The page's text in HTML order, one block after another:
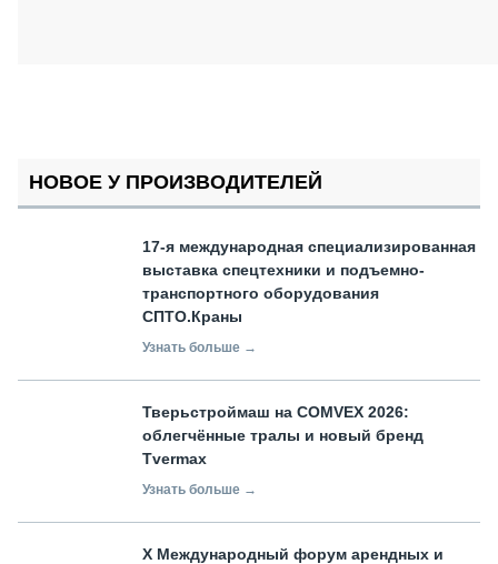
НОВОЕ У ПРОИЗВОДИТЕЛЕЙ
17-я международная специализированная
выставка спецтехники и подъемно-
транспортного оборудования
СПТО.Краны
Узнать больше →
Тверьстроймаш на COMVEX 2026:
облегчённые тралы и новый бренд
Tvermax
Узнать больше →
X Международный форум арендных и